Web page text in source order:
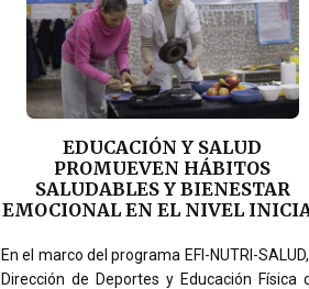
EDUCACIÓN Y SALUD
PROMUEVEN HÁBITOS
SALUDABLES Y BIENESTAR
EMOCIONAL EN EL NIVEL
En el marco del programa EFI-NUTRI-
Dirección de Deportes y Educación Física